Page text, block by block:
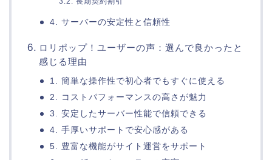
4. サーバーの安定性と信頼性
ロリポップ！ユーザーの声：選んで良かったと
感じる理由
1. 簡単な操作性で初心者でもすぐに使える
2. コストパフォーマンスの高さが魅力
3. 安定したサーバー性能で信頼できる
4. 手厚いサポートで安心感がある
5. 豊富な機能がサイト運営をサポート